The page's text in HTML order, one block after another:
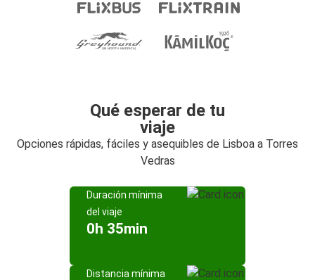
Qué esperar de tu
viaje
Opciones rápidas, fáciles y asequibles de Lisboa a Torres
Vedras
Duración mínima
del viaje
0h 35min
Distancia mínima